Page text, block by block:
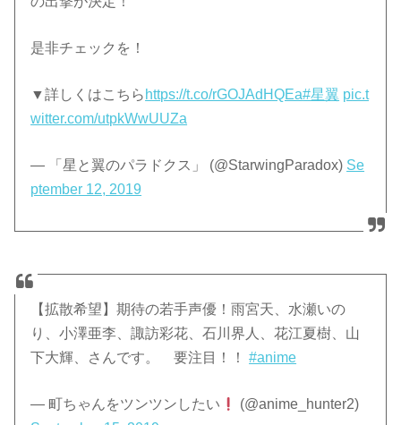
是非チェックを！
▼詳しくはこちら https://t.co/rGOJAdHQEa#星翼 pic.t
witter.com/utpkWwUUZa
— 「星と翼のパラドクス」 (@StarwingParadox) Se
ptember 12, 2019
【拡散希望】期待の若手声優！雨宮天、水瀬いの
り、小澤亜李、諏訪彩花、石川界人、花江夏樹、山
下大輝、さんです。 要注目！！#anime
— 町ちゃんをツンツンしたい
(@anime_hunter2)